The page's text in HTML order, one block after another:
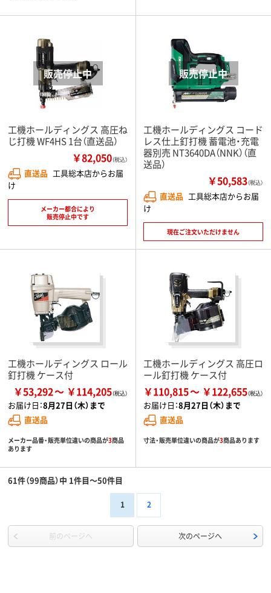
工機ホールディングス 高圧ね
じ打機 WF4HS 1台（直送品）
￥82,050（税込）
直送品 工具総本店からお届
け
メーカー都合により
販売停止中です
工機ホールディングス コード
レス仕上釘打機 蓄電池・充電
器別売 NT3640DA（NNK）（直
送品）
￥50,583（税込）
直送品 工具総本店からお届
け
現在ご注文いただけません
工機ホールディングス ロール
釘打機 ケース付
￥53,292 ￥114,205
お届け日：8月27日（木）まで
直送品
メーカー品番・販売単位違いの商品が3商品
あります
工機ホールディングス 高圧ロ
ール釘打機 ケース付
￥110,815 ￥122,655
お届け日：8月27日（木）まで
直送品
寸法・販売単位違いの商品が3商品あります
61件（99商品）中 1件目～50件目
1 2
前のページへ 次のページへ